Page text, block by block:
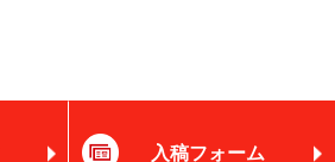
入稿フォーム